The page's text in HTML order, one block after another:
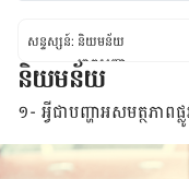
សន្ទស្សន៍: និយមន័យ
រោគសញ្ញា
មូលហេតុបង្ក
កត្តាប្រឈម
រោគវិនិច្ឆ័យ និង​ការ​ព្យាប
ផ្លាស់ប្តូរទម្លាប់រស់នៅ
និយមន័យ
១- ​អ្វី​ជា​បញ្ហា​អ​សមត្ថភាព​ផ្